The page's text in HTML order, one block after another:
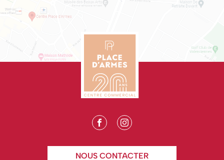
NOUS CONTACTER